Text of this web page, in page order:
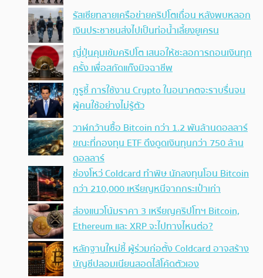
รัสเซียทลายเครือข่ายคริปโตเถื่อน หลังพบหลอก
เงินประชาชนส่งไปเป็นท่อน้ำเลี้ยงยูเครน
ญี่ปุ่นคุมเข้มคริปโต เสนอให้ชะลอการถอนเงินทุก
ครั้ง เพื่อสกัดแก๊งมิจฉาชีพ
กูรูชี้ การใช้งาน Crypto ในอนาคตจะราบรื่นจน
ผู้คนใช้อย่างไม่รู้ตัว
วาฬกว้านซื้อ Bitcoin กว่า 1.2 พันล้านดอลลาร์
ขณะที่กองทุน ETF ดึงดูดเงินทุนกว่า 750 ล้าน
ดอลลาร์
ช่องโหว่ Coldcard ทำพิษ นักลงทุนโอน Bitcoin
กว่า 210,000 เหรียญหนีจากกระเป๋าเก่า
ส่องแนวโน้มราคา 3 เหรียญคริปโทฯ Bitcoin,
Ethereum และ XRP จะไปทางไหนต่อ?
หลักฐานใหม่ชี้ ผู้ร่วมก่อตั้ง Coldcard อาจสร้าง
บัญชีปลอมเนียนสอดไส้โค้ดตัวเอง